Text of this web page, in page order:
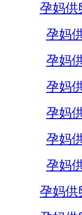
孕妈供
孕妈
孕妈
孕妈
孕妈
孕妈
孕妈
孕妈供